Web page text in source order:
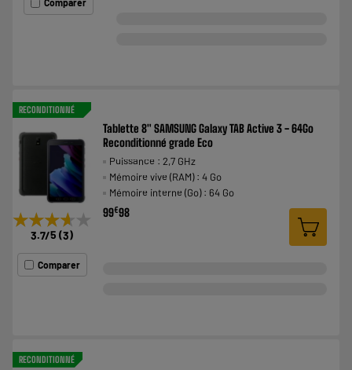
Comparer
RECONDITIONNÉ
★★★★★
★★★★★
3.7/5 (3)
Comparer
Tablette 8" SAMSUNG Galaxy TAB Active 3 - 64Go
Reconditionné grade Eco
Puissance : 2,7 GHz
Mémoire vive (RAM) : 4 Go
Mémoire interne (Go) : 64 Go
99€98
RECONDITIONNÉ